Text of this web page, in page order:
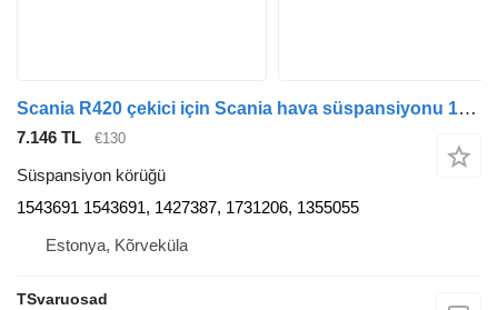
Scania R420 çekici için Scania hava süspansiyonu 1543691 süspansiyon körüğü
7.146 TL €130
Süspansiyon körüğü
1543691 1543691, 1427387, 1731206, 1355055
Estonya, Kõrveküla
TSvaruosad